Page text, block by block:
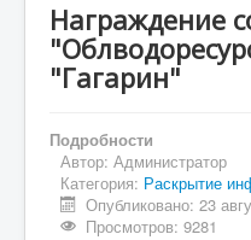
Награждение
"Гагарин"
Подробности
Автор: Администратор
Категория: Раскрытие
Опубликовано: 23
Просмотров: 9281